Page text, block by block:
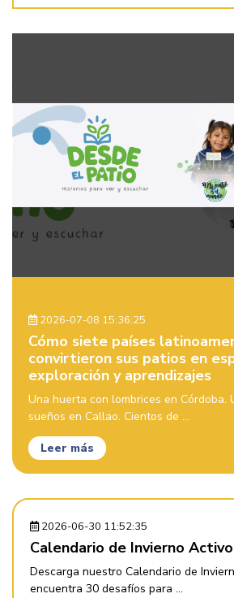
2026-07-08 15:36:25
Cómo siete países
convirtieron sus patios en
exploración y aprendizajes
Una huerta con lombrices en Córdoba.
sueños en Callao. Cientos de ...
Leer más
2026-06-30 11:52:35
Calendario de Invierno Activo
Descarga nuestro Calendario de
encuentra 30 desafíos para ...